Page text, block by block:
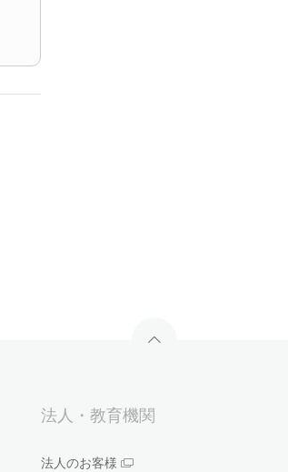
法人・教育機関
法人のお客様